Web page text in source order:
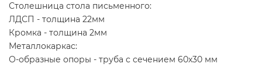
Столешница стола письменного:
ЛДСП - толщина 22мм
Кромка - толщина 2мм
Металлокаркас:
О-образные опоры - труба с сечением 60х30 мм